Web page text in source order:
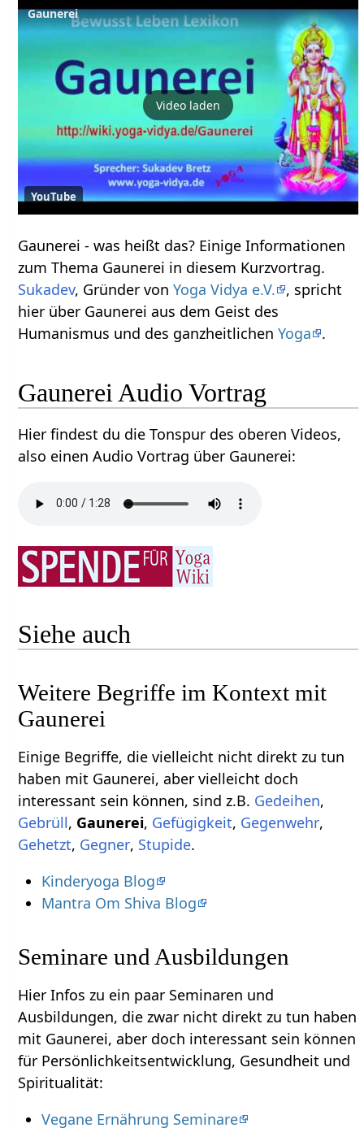
Gaunerei
Video laden
YouTube
Gaunerei‏‎ - was heißt das? Einige Informationen
zum Thema Gaunerei‏‎ in diesem Kurzvortrag.
Sukadev, Gründer vonYoga Vidya e.V.
, spricht
hier über Gaunerei‏‎ aus dem Geist des
Humanismus und des ganzheitlichenYoga .
Gaunerei‏‎ Audio Vortrag
Hier findest du die Tonspur des oberen Videos,
also einen Audio Vortrag über Gaunerei‏‎:
Siehe auch
Weitere Begriffe im Kontext mit
Einige Begriffe, die vielleicht nicht direkt zu tun
haben mit Gaunerei‏‎, aber vielleicht doch
interessant sein können, sind z.B.
,
, , ,
,
, , Stupide.
Kinderyoga Blog
Mantra Om Shiva Blog
Seminare und Ausbildungen
Hier Infos zu ein paar Seminaren und
Ausbildungen, die zwar nicht direkt zu tun haben
mit Gaunerei‏‎, aber doch interessant sein können
für Persönlichkeitsentwicklung, Gesundheit und
Spiritualität:
Vegane Ernährung Seminare